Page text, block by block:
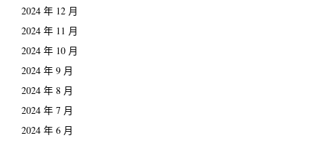
2024 年 12 月
2024 年 11 月
2024 年 10 月
2024 年 9 月
2024 年 8 月
2024 年 7 月
2024 年 6 月